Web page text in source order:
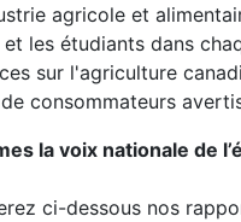
agricole et
les étudiants dans
sur l'agriculture
consommateurs
la voix nationale de
ci-dessous nos